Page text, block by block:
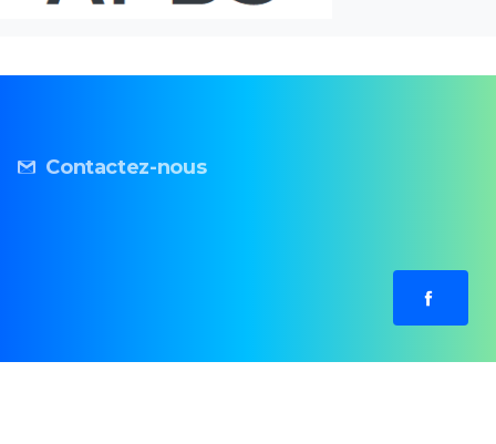
Contactez-nous